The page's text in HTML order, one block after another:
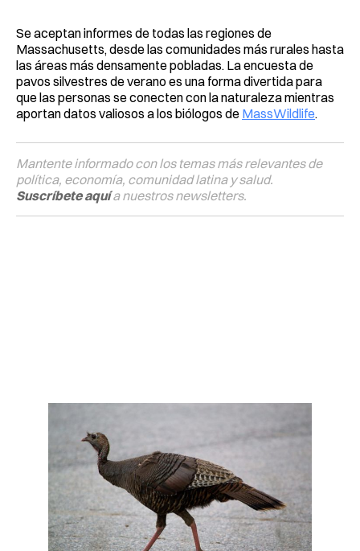
Se aceptan informes de todas las regiones de
Massachusetts, desde las comunidades más rurales hasta
las áreas más densamente pobladas. La encuesta de
pavos silvestres de verano es una forma divertida para
que las personas se conecten con la naturaleza mientras
aportan datos valiosos a los biólogos de MassWildlife.
Mantente informado con los temas más relevantes de
política, economía, comunidad latina y salud.
Suscríbete aquía nuestros newsletters.